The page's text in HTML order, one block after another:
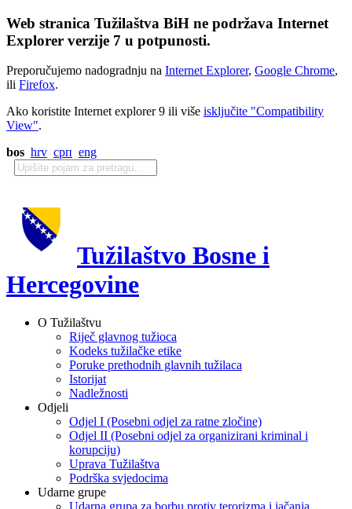
Web stranica Tužilaštva BiH ne podržava Internet
Explorer verzije 7 u potpunosti.
Preporučujemo nadogradnju na Internet Explorer, Google Chrome,
ili Firefox.
Ako koristite Internet explorer 9 ili više isključite "Compatibility
View".
bos hrv срп eng
Tužilaštvo Bosne i
Hercegovine
O Tužilaštvu
Riječ glavnog tužioca
Kodeks tužilačke etike
Poruke prethodnih glavnih tužilaca
Istorijat
Nadležnosti
Odjeli
Odjel I (Posebni odjel za ratne zločine)
Odjel II (Posebni odjel za organizirani kriminal i
korupciju)
Uprava Tužilaštva
Podrška svjedocima
Udarne grupe